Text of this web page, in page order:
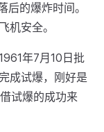
的爆炸时间。
机安全。
年7月10日批
成试爆，刚好是
试爆的成功来